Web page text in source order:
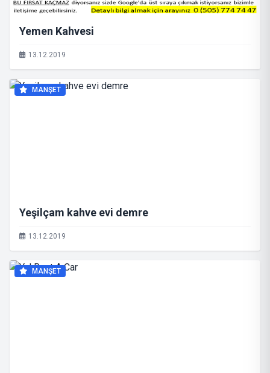
Yemen Kahvesi
13.12.2019
MANŞET
Yeşilçam kahve evi demre
13.12.2019
MANŞET